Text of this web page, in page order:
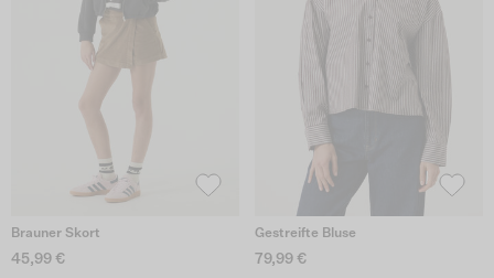
Brauner Skort
45,99 €
Gestreifte Bluse
79,99 €